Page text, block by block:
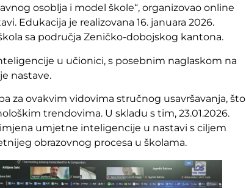
osoblja i model škole“, organizovao online
Edukacija je realizovana 16. januara 2026.
sa područja Zeničko-dobojskog kantona.
u učionici, s posebnim naglaskom na
nastave.
za ovakvim vidovima stručnog usavršavanja, što
trendovima. U skladu s tim, 23.01.2026.
umjetne inteligencije u nastavi s ciljem
obrazovnog procesa u školama.